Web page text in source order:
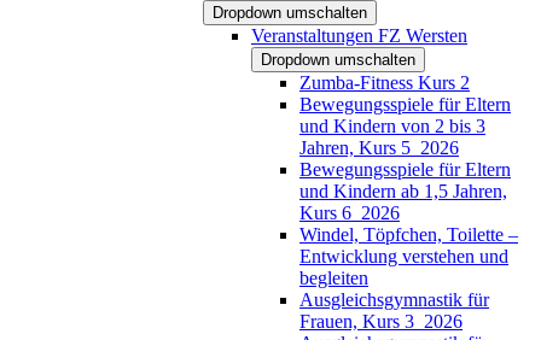
Dropdown umschalten
Veranstaltungen FZ Wersten
Dropdown umschalten
Zumba-Fitness Kurs 2
Bewegungsspiele für Eltern
und Kindern von 2 bis 3
Jahren, Kurs 5_2026
Bewegungsspiele für Eltern
und Kindern ab 1,5 Jahren,
Kurs 6_2026
Windel, Töpfchen, Toilette –
Entwicklung verstehen und
begleiten
Ausgleichsgymnastik für
Frauen, Kurs 3_2026